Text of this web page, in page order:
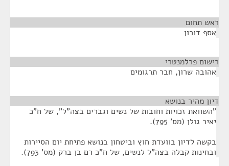
ראש תחום
אסף דורון
רישום פרלמנטרי
אהובה שרון, חבר תרגומים
דיון מהיר בנושא
"השוואת זכויות וחובות של נשים וגברים בצה"ל", של ח"כ
יאיר גולן (מס' 795).
בקשה לדיון בוועדת חוץ וביטחון בנושא פתיחת יום הסיירות
ובחינות קבלה בצה"ל לנשים, של ח"כ רם בן ברק (מס' 793).